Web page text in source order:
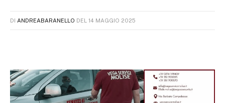
DI ANDREABARANELLO DEL 14 MAGGIO 2025